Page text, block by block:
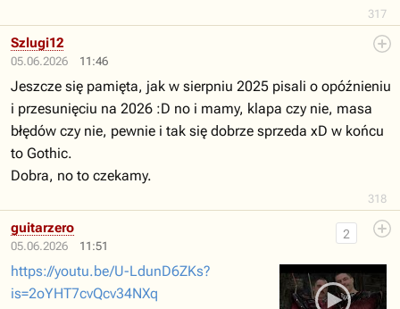
317
05.06.2026 11:46
318
Szlugi12
Jeszcze się pamięta, jak w sierpniu 2025 pisali o opóźnieniu
i przesunięciu na 2026 :D no i mamy, klapa czy nie, masa
błędów czy nie, pewnie i tak się dobrze sprzeda xD w końcu
to Gothic.
Dobra, no to czekamy.
05.06.2026 11:51
2
guitarzero
https://youtu.be/U-LdunD6ZKs?
is=2oYHT7cvQcv34NXq